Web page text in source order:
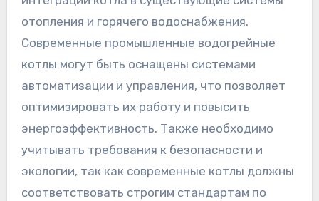
отопления и горячего водоснабжения.
Современные промышленные водогрейные
котлы могут быть оснащены системами
автоматизации и управления, что позволяет
оптимизировать их работу и повысить
энергоэффективность. Также необходимо
учитывать требования к безопасности и
экологии, так как современные котлы должны
соответствовать строгим стандартам по